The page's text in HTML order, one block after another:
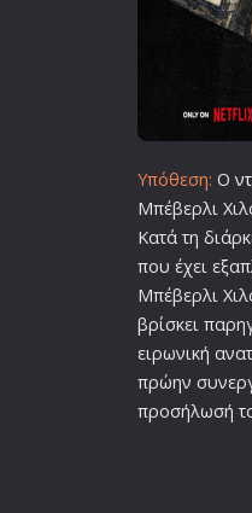
Υπόθεση: Ο
Μπέβερλι
Κατά τη
που έχει
Μπέβερλι
βρίσκει
ειρωνική
πρώην
προσήλωσή